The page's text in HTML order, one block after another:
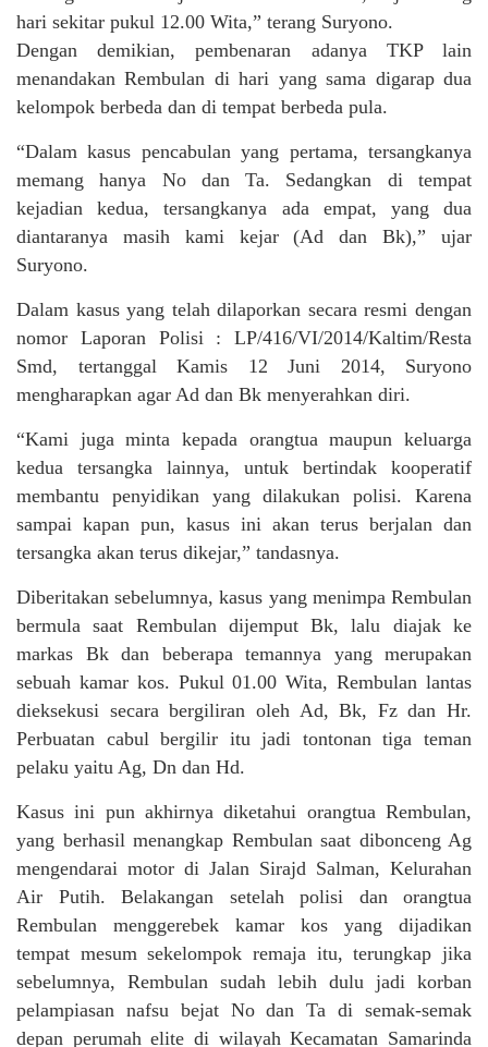
hari sekitar pukul 12.00 Wita,” terang Suryono.
Dengan demikian, pembenaran adanya TKP lain
menandakan Rembulan di hari yang sama digarap dua
kelompok berbeda dan di tempat berbeda pula.
“Dalam kasus pencabulan yang pertama, tersangkanya
memang hanya No dan Ta. Sedangkan di tempat
kejadian kedua, tersangkanya ada empat, yang dua
diantaranya masih kami kejar (Ad dan Bk),” ujar
Suryono.
Dalam kasus yang telah dilaporkan secara resmi dengan
nomor Laporan Polisi : LP/416/VI/2014/Kaltim/Resta
Smd, tertanggal Kamis 12 Juni 2014, Suryono
mengharapkan agar Ad dan Bk menyerahkan diri.
“Kami juga minta kepada orangtua maupun keluarga
kedua tersangka lainnya, untuk bertindak kooperatif
membantu penyidikan yang dilakukan polisi. Karena
sampai kapan pun, kasus ini akan terus berjalan dan
tersangka akan terus dikejar,” tandasnya.
Diberitakan sebelumnya, kasus yang menimpa Rembulan
bermula saat Rembulan dijemput Bk, lalu diajak ke
markas Bk dan beberapa temannya yang merupakan
sebuah kamar kos. Pukul 01.00 Wita, Rembulan lantas
dieksekusi secara bergiliran oleh Ad, Bk, Fz dan Hr.
Perbuatan cabul bergilir itu jadi tontonan tiga teman
pelaku yaitu Ag, Dn dan Hd.
Kasus ini pun akhirnya diketahui orangtua Rembulan,
yang berhasil menangkap Rembulan saat dibonceng Ag
mengendarai motor di Jalan Sirajd Salman, Kelurahan
Air Putih. Belakangan setelah polisi dan orangtua
Rembulan menggerebek kamar kos yang dijadikan
tempat mesum sekelompok remaja itu, terungkap jika
sebelumnya, Rembulan sudah lebih dulu jadi korban
pelampiasan nafsu bejat No dan Ta di semak-semak
depan perumah elite di wilayah Kecamatan Samarinda